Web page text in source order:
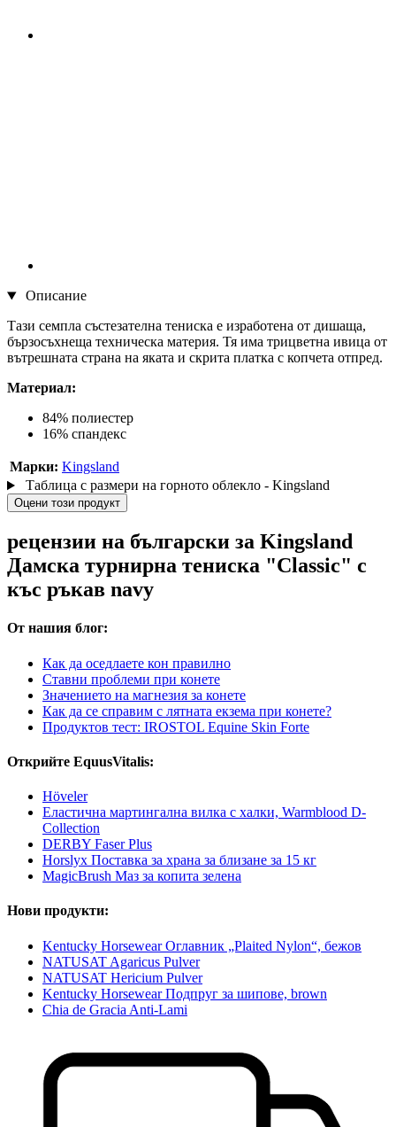
Описание
Тази семпла състезателна тениска е изработена от дишаща,
бързосъхнеща техническа материя. Тя има трицветна ивица от
вътрешната страна на яката и скрита платка с копчета отпред.
Материал:
84% полиестер
16% спандекс
Марки: Kingsland
Таблица с размери на горното облекло - Kingsland
Оцени този продукт
рецензии на български за Kingsland
Дамска турнирна тениска "Classic" с
къс ръкав navy
От нашия блог:
Как да оседлаете кон правилно
Ставни проблеми при конете
Значението на магнезия за конете
Как да се справим с лятната екзема при конете?
Продуктов тест: IROSTOL Equine Skin Forte
Открийте EquusVitalis:
Höveler
Еластична мартингална вилка с халки, Warmblood D-
Collection
DERBY Faser Plus
Horslyx Поставка за храна за близане за 15 кг
MagicBrush Маз за копита зелена
Нови продукти:
Kentucky Horsewear Оглавник „Plaited Nylon“, бежов
NATUSAT Agaricus Pulver
NATUSAT Hericium Pulver
Kentucky Horsewear Подпруг за шипове, brown
Chia de Gracia Anti-Lami